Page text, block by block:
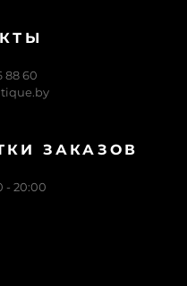
88 60
ЗАКАЗОВ
- 20:00